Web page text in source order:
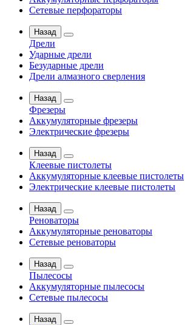
Сетевые перфораторы
Назад
Дрели
Ударные дрели
Безударные дрели
Дрели алмазного сверления
Назад
Фрезеры
Аккумуляторные фрезеры
Электрические фрезеры
Назад
Клеевые пистолеты
Аккумуляторные клеевые пистолеты
Электрические клеевые пистолеты
Назад
Реноваторы
Аккумуляторные реноваторы
Сетевые реноваторы
Назад
Пылесосы
Аккумуляторные пылесосы
Сетевые пылесосы
Назад